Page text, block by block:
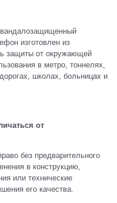
вандалозащищенный
изготовлен из
защиты от окружающей
в метро, тоннелях,
школах, больницах и
от
без предварительного
в конструкцию,
или технические
его качества.